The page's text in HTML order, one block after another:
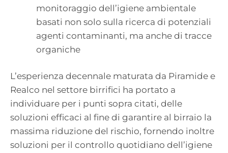
monitoraggio dell’igiene ambientale
basati non solo sulla ricerca di potenziali
agenti contaminanti, ma anche di tracce
organiche
L’esperienza decennale maturata da Piramide e
Realco nel settore birrifici ha portato a
individuare per i punti sopra citati, delle
soluzioni efficaci al fine di garantire al birraio la
massima riduzione del rischio, fornendo inoltre
soluzioni per il controllo quotidiano dell’igiene